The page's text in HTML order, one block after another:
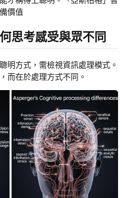
價值
思考感受與眾不同
明方式，需檢視資訊處理模式。
而在於處理方式不同。